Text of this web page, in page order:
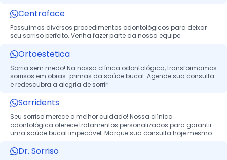
Centroface
Possuímos diversos procedimentos odontológicos para deixar
seu sorriso perfeito. Venha fazer parte da nossa equipe.
Ortoestetica
Sorria sem medo! Na nossa clínica odontológica, transformamos
sorrisos em obras-primas da saúde bucal. Agende sua consulta
e redescubra a alegria de sorrir!
Sorridents
Seu sorriso merece o melhor cuidado! Nossa clínica
odontológica oferece tratamentos personalizados para garantir
uma saúde bucal impecável. Marque sua consulta hoje mesmo.
Dr. Sorriso